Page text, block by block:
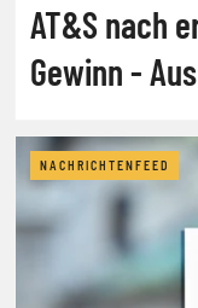
AT&S nach
Gewinn -
NACHRICHTENFEED